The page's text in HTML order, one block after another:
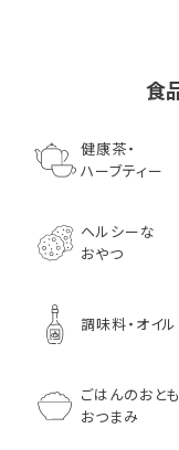
ールド）140ｇ 調味料 粒
マスタード
75g（50袋）
1,296
食
健康茶・
ハーブティー
ヘルシーな
おやつ
調味料・オイル
ごはんのおとも
おつまみ